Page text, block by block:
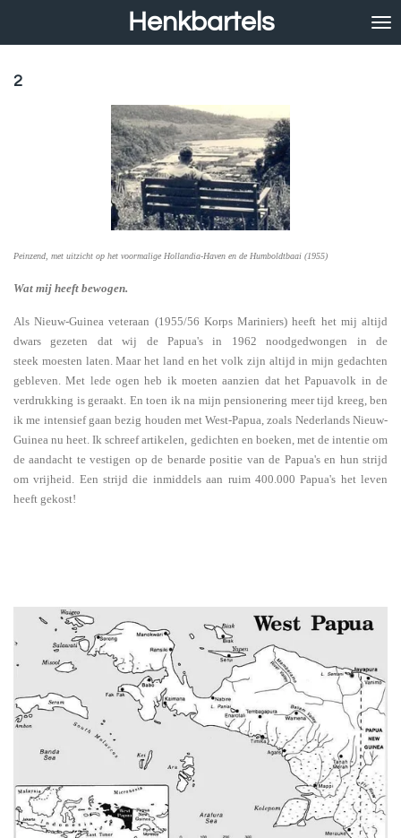
de
Henkbartels
2
Peinzend, met uitzicht op het voormalige Hollandia-Haven en de Humboldtbaai (1955)
Wat mij heeft bewogen.
Als Nieuw-Guinea veteraan (1955/56 Korps Mariniers) heeft het mij altijd
dwars gezeten dat wij de Papua's in 1962 noodgedwongen in de
steek moesten laten. Maar het land en het volk zijn altijd in mijn gedachten
gebleven. Met lede ogen heb ik moeten aanzien dat het Papuavolk in de
verdrukking is geraakt. En toen ik na mijn pensionering meer tijd kreeg, ben
ik me intensief gaan bezig houden met West-Papua, zoals Nederlands Nieuw-
Guinea nu heet. Ik schreef artikelen, gedichten en boeken, met de intentie om
de aandacht te vestigen op de benarde positie van de Papua's en hun strijd
om vrijheid. Een strijd die inmiddels aan ruim 400.000 Papua's het leven
heeft gekost!